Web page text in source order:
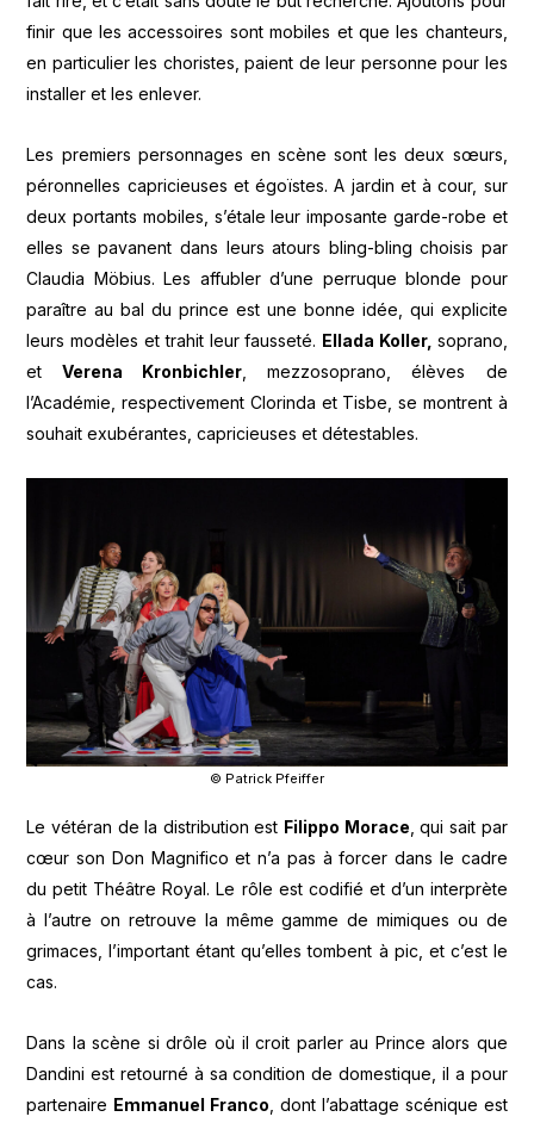
finir que les accessoires sont mobiles et que les chanteurs,
en particulier les choristes, paient de leur personne pour les
installer et les enlever.
Les premiers personnages en scène sont les deux sœurs,
péronnelles capricieuses et égoïstes. A jardin et à cour, sur
deux portants mobiles, s’étale leur imposante garde-robe et
elles se pavanent dans leurs atours bling-bling choisis par
Claudia Möbius. Les affubler d’une perruque blonde pour
paraître au bal du prince est une bonne idée, qui explicite
leurs modèles et trahit leur fausseté. Ellada Koller, soprano,
et Verena Kronbichler, mezzosoprano, élèves de
l’Académie, respectivement Clorinda et Tisbe, se montrent à
souhait exubérantes, capricieuses et détestables.
© Patrick Pfeiffer
Le vétéran de la distribution est Filippo Morace , qui sait par
cœur son Don Magnifico et n’a pas à forcer dans le cadre
du petit Théâtre Royal. Le rôle est codifié et d’un interprète
à l’autre on retrouve la même gamme de mimiques ou de
grimaces, l’important étant qu’elles tombent à pic, et c’est le
cas.
Dans la scène si drôle où il croit parler au Prince alors que
Dandini est retourné à sa condition de domestique, il a pour
partenaire Emmanuel Franco , dont l’abattage scénique est